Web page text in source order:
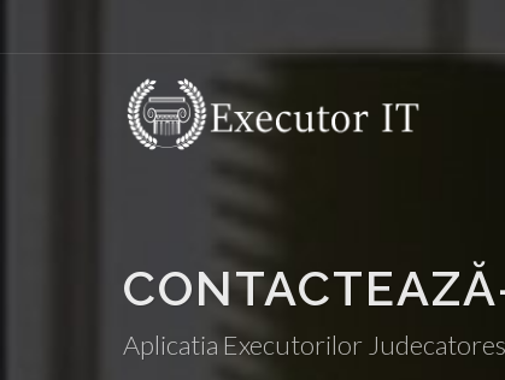
Aplicatia Executorilor